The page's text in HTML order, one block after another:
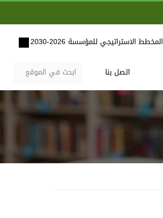
المخطط الاستراتيجي للمؤسسة 2026-2030
اتصل بنا